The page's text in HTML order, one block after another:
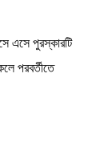
এসেপুরস্কারটি
পরবর্তীতে